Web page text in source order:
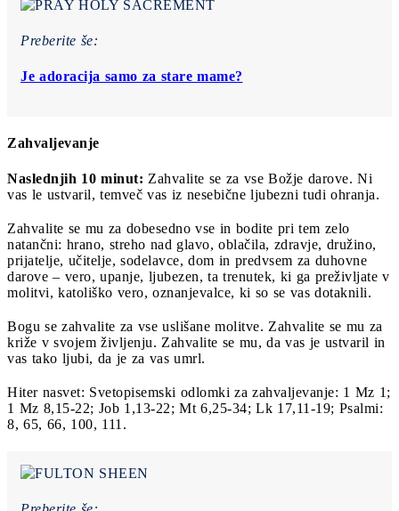
Preberite še:
Je adoracija samo za stare mame?
Zahvaljevanje
Naslednjih 10 minut: Zahvalite se za vse Božje darove. Ni
vas le ustvaril, temveč vas iz nesebične ljubezni tudi ohranja.
Zahvalite se mu za dobesedno vse in bodite pri tem zelo
natančni: hrano, streho nad glavo, oblačila, zdravje, družino,
prijatelje, učitelje, sodelavce, dom in predvsem za duhovne
darove – vero, upanje, ljubezen, ta trenutek, ki ga preživljate v
molitvi, katoliško vero, oznanjevalce, ki so se vas dotaknili.
Bogu se zahvalite za vse uslišane molitve. Zahvalite se mu za
križe v svojem življenju. Zahvalite se mu, da vas je ustvaril in
vas tako ljubi, da je za vas umrl.
Hiter nasvet: Svetopisemski odlomki za zahvaljevanje: 1 Mz 1;
1 Mz 8,15-22; Job 1,13-22; Mt 6,25-34; Lk 17,11-19; Psalmi:
8, 65, 66, 100, 111.